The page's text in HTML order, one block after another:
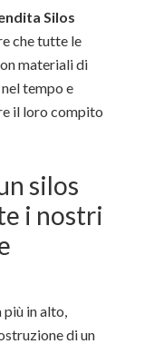
Silos
che tutte le
materiali di
tempo e
il loro compito
silos
i nostri
più in alto,
di un